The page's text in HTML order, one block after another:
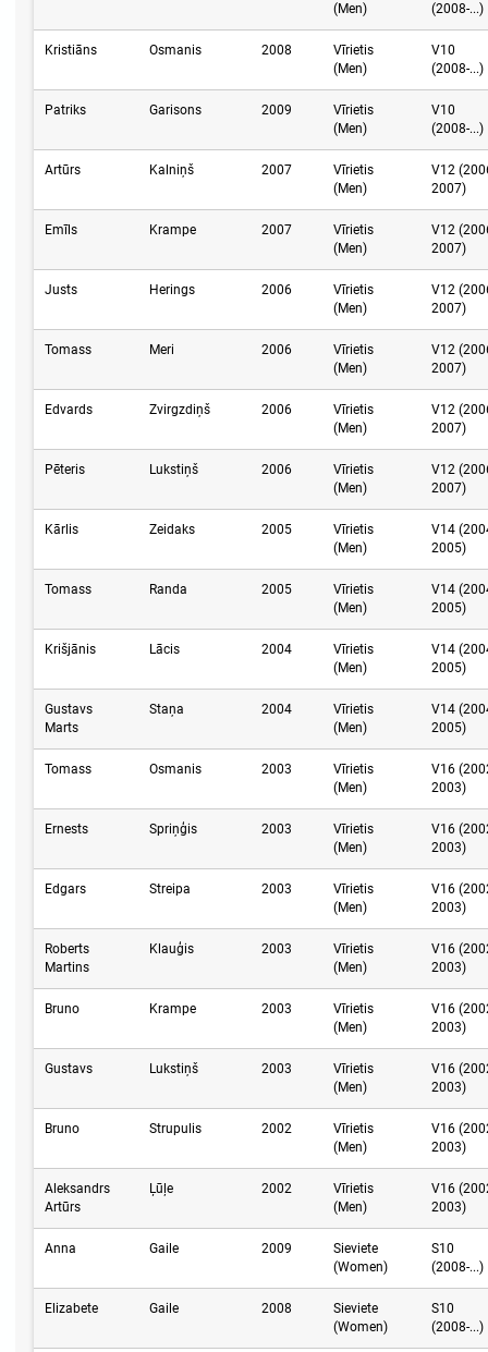
(Men)
(2008-...)
Kristiāns Osmanis 2008
Vīrietis
(Men)
V10
(2008-...)
Patriks Garisons 2009
Vīrietis
(Men)
V10
(2008-...)
Artūrs Kalniņš 2007
Vīrietis
(Men)
V12
2007)
Emīls Krampe 2007
Vīrietis
(Men)
V12
2007)
Justs Herings 2006
Vīrietis
(Men)
V12
2007)
Tomass Meri 2006
Vīrietis
(Men)
V12
2007)
Edvards Zvirgzdiņš 2006
Vīrietis
(Men)
V12
2007)
Pēteris Lukstiņš 2006
Vīrietis
(Men)
V12
2007)
Kārlis Zeidaks 2005
Vīrietis
(Men)
V14
2005)
Tomass Randa 2005
Vīrietis
(Men)
V14
2005)
Krišjānis Lācis 2004
Vīrietis
(Men)
V14
2005)
Gustavs
Marts
Staņa 2004
Vīrietis
(Men)
V14
2005)
Tomass Osmanis 2003
Vīrietis
(Men)
V16
2003)
Ernests Spriņģis 2003
Vīrietis
(Men)
V16
2003)
Edgars Streipa 2003
Vīrietis
(Men)
V16
2003)
Roberts
Martins
Klauģis 2003
Vīrietis
(Men)
V16
2003)
Bruno Krampe 2003
Vīrietis
(Men)
V16
2003)
Gustavs Lukstiņš 2003
Vīrietis
(Men)
V16
2003)
Bruno Strupulis 2002
Vīrietis
(Men)
V16
2003)
Aleksandrs
Artūrs
Ļūļe 2002
Vīrietis
(Men)
V16
2003)
Anna Gaile 2009
Sieviete
(Women)
S10
(2008-...)
Elizabete Gaile 2008
Sieviete
(Women)
S10
(2008-...)